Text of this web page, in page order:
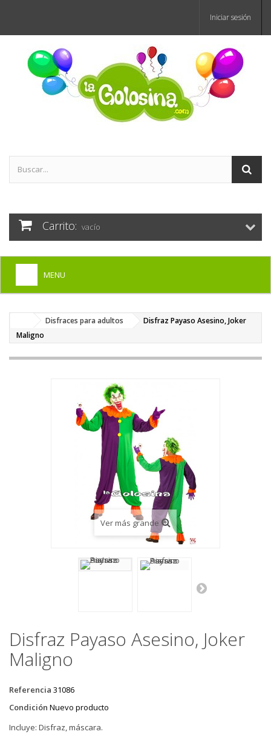
Iniciar sesión
Carrito: vacío
MENU
DISFRACES PARA ADULTOS
+
PELUCAS, GORROS, CARETAS
Disfraces para adultos
Disfraz Payaso Asesino, Joker
Maligno
Ver más grande
Disfraz Payaso Asesino, Joker
Maligno
Referencia 31086
Condición Nuevo producto
Incluye: Disfraz, máscara.